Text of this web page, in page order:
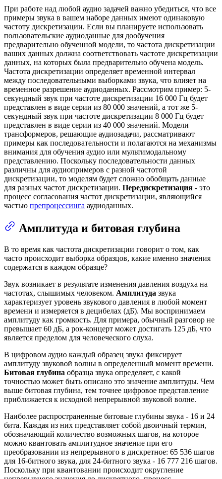
При работе над любой аудио задачей важно убедиться, что все
примеры звука в вашем наборе данных имеют одинаковую
частоту дискретизации. Если вы планируете использовать
пользовательские аудиоданные для дообучения
предварительно обученной модели, то частота дискретизации
ваших данных должна соответствовать частоте дискретизации
данных, на которых была предварительно обучена модель.
Частота дискретизации определяет временной интервал
между последовательными выборками звука, что влияет на
временное разрешение аудиоданных. Рассмотрим пример: 5-
секундный звук при частоте дискретизации 16 000 Гц будет
представлен в виде серии из 80 000 значений, а тот же 5-
секундный звук при частоте дискретизации 8 000 Гц будет
представлен в виде серии из 40 000 значений. Модели
трансформеров, решающие аудиозадачи, рассматривают
примеры как последовательности и полагаются на механизмы
внимания для обучения аудио или мультимодальному
представлению. Поскольку последовательности данных
различны для аудиопримеров с разной частотой
дискретизации, то моделям будет сложно обобщать данные
для разных частот дискретизации. Передискретизация - это
процесс согласования частот дискретизации, являющийся
частью препроцессинга аудиоданных.
Амплитуда и битовая глубина
В то время как частота дискретизации говорит о том, как
часто происходит выборка образцов, какие именно значения
содержатся в каждом образце?
Звук возникает в результате изменения давления воздуха на
частотах, слышимых человеком. Амплитуда звука
характеризует уровень звукового давления в любой момент
времени и измеряется в децибелах (дБ). Мы воспринимаем
амплитуду как громкость. Для примера, обычный разговор не
превышает 60 дБ, а рок-концерт может достигать 125 дБ, что
является пределом для человеческого слуха.
В цифровом аудио каждый образец звука фиксирует
амплитуду звуковой волны в определенный момент времени.
Битовая глубина образца звука определяет, с какой
точностью может быть описано это значение амплитуды. Чем
выше битовая глубина, тем точнее цифровое представление
приближается к исходной непрерывной звуковой волне.
Наиболее распространенные битовые глубины звука - 16 и 24
бита. Каждая из них представляет собой двоичный термин,
обозначающий количество возможных шагов, на которое
можно квантовать амплитудное значение при его
преобразовании из непрерывного в дискретное: 65 536 шагов
для 16-битного звука, для 24-битного звука - 16 777 216 шагов.
Поскольку при квантовании происходит округление